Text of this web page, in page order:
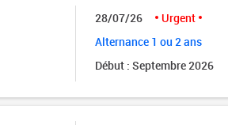
28/07/26
Urgent
Alternance 1 ou 2 ans
Début : Septembre 2026